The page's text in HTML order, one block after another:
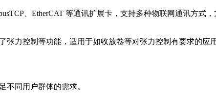
、EtherCAT 等通讯扩展卡，支持多种物联网通讯方式
力控制等功能，适用于如收放卷等对张力控制有要求的应用
不同用户群体的需求。